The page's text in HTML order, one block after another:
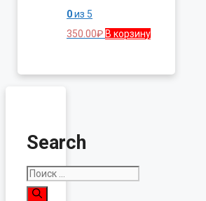
0из 5
350.00₽ В корзину
Search
Поиск: